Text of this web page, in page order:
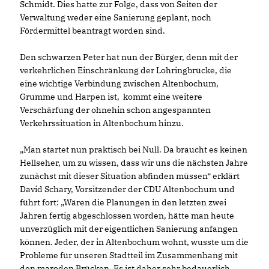
Schmidt. Dies hatte zur Folge, dass von Seiten der
Verwaltung weder eine Sanierung geplant, noch
Fördermittel beantragt worden sind.
Den schwarzen Peter hat nun der Bürger, denn mit der
verkehrlichen Einschränkung der Lohringbrücke, die
eine wichtige Verbindung zwischen Altenbochum,
Grumme und Harpen ist, kommt eine weitere
Verschärfung der ohnehin schon angespannten
Verkehrssituation in Altenbochum hinzu.
Man startet nun praktisch bei Null. Da braucht es keinen
Hellseher, um zu wissen, dass wir uns die nächsten Jahre
zunächst mit dieser Situation abfinden müssen“ erklärt
David Schary, Vorsitzender der CDU Altenbochum und
führt fort: „Wären die Planungen in den letzten zwei
Jahren fertig abgeschlossen worden, hätte man heute
unverzüglich mit der eigentlichen Sanierung anfangen
können. Jeder, der in Altenbochum wohnt, wusste um die
Probleme für unseren Stadtteil im Zusammenhang mit